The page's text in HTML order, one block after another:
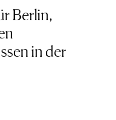
Berlin,
in der